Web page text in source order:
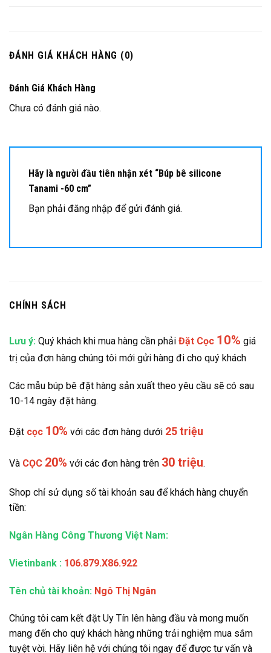
ĐÁNH GIÁ KHÁCH HÀNG (0)
Đánh Giá Khách Hàng
Chưa có đánh giá nào.
Hãy là người đầu tiên nhận xét “Búp bê silicone
Tanami -60 cm”
Bạn phải đăng nhập để gửi đánh giá.
CHÍNH SÁCH
Lưu ý: Quý khách khi mua hàng cần phải Đặt Cọc 10% giá
trị của đơn hàng chúng tôi mới gửi hàng đi cho quý khách
Các mẫu búp bê đặt hàng sản xuất theo yêu cầu sẽ có sau
10-14 ngày đặt hàng.
Đặt cọc 10% với các đơn hàng dưới 25 triệu
Và CỌC 20% với các đơn hàng trên 30 triệu.
Shop chỉ sử dụng số tài khoản sau để khách hàng chuyển
tiền:
Ngân Hàng Công Thương Việt Nam:
Vietinbank : 106.879.X86.922
Tên chủ tài khoản: Ngô Thị Ngân
Chúng tôi cam kết đặt Uy Tín lên hàng đầu và mong muốn
mang đến cho quý khách hàng những trải nghiệm mua sắm
tuyệt vời. Hãy liên hệ với chúng tôi ngay để được tư vấn và